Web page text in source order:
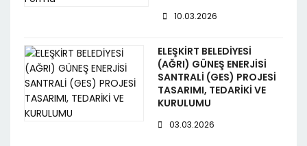
10.03.2026
ELEŞKİRT BELEDİYESİ
(AĞRI) GÜNEŞ ENERJİSİ
SANTRALİ (GES) PROJESİ
TASARIMI, TEDARİKİ VE
KURULUMU
03.03.2026